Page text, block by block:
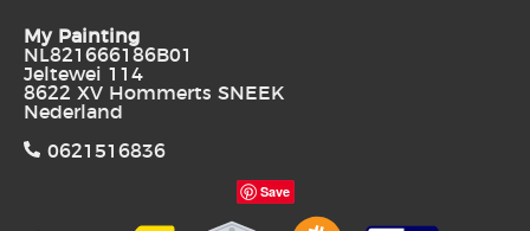
My Painting
NL821666186B01
Jeltewei 114
8622 XV Hommerts SNEEK
Nederland
0621516836
Save